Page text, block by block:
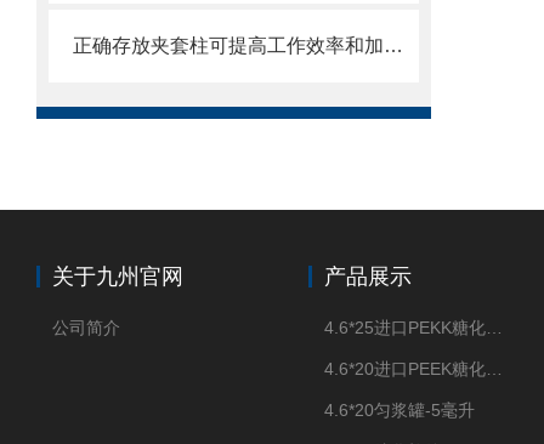
正确存放夹套柱可提高工作效率和加工质量
关于九州官网
公司简介
产品展示
4.6*20匀浆罐-5毫升